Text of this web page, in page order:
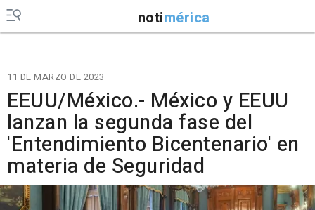
notimérica
11 DE MARZO DE 2023
EEUU/México.- México y EEUU
lanzan la segunda fase del
'Entendimiento Bicentenario' en
materia de Seguridad